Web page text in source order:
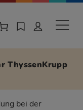
ThyssenKrupp
bei der